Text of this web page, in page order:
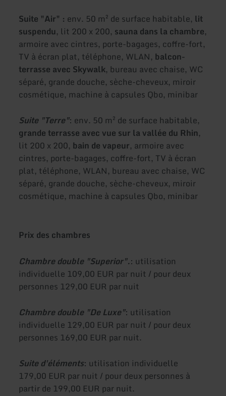
Suite "Air" : env. 50 m² de surface habitable, lit
suspendu, lit 200 x 200, sauna dans la chambre,
armoire avec cintres, porte-bagages, coffre-fort,
TV à écran plat, téléphone, WLAN, balcon-
terrasse avec Skywalk, bureau avec chaise, WC
séparé, grande douche, sèche-cheveux, miroir
cosmétique, machine à capsules Qbo, minibar
Suite "Terre": env. 50 m² de surface habitable,
grande terrasse avec vue sur la vallée du Rhin,
lit 200 x 200, bain de vapeur, armoire avec
cintres, porte-bagages, coffre-fort, TV à écran
plat, téléphone, WLAN, bureau avec chaise, WC
séparé, grande douche, sèche-cheveux, miroir
cosmétique, machine à capsules Qbo, minibar
Prix des chambres
Chambre double "Superior".: utilisation
individuelle 109,00 EUR par nuit / pour deux
personnes 129,00 EUR par nuit
Chambre double "De Luxe": utilisation
individuelle 129,00 EUR par nuit / pour deux
personnes 169,00 EUR par nuit.
Suite d'éléments: utilisation individuelle
179,00 EUR par nuit / pour deux personnes à
partir de 199,00 EUR par nuit.